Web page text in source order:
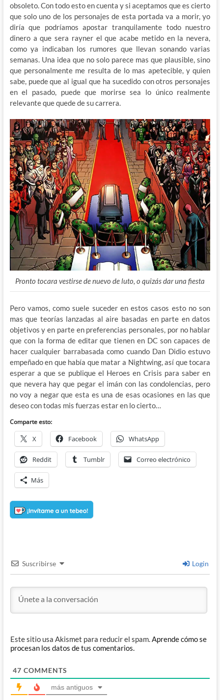
obsoleto. Con todo esto en cuenta y si aceptamos que es cierto
que solo uno de los personajes de esta portada va a morir, yo
diría que podríamos apostar tranquilamente todo nuestro
dinero a que sera rayner el que acabe metido en la nevera,
como ya indicaban los rumores que llevan sonando varias
semanas. Una idea que no solo parece mas que plausible, sino
que personalmente me resulta de lo mas apetecible, y quien
sabe, puede que al igual que ha sucedido con otros personajes
en el pasado, puede que morirse sea lo único realmente
relevante que quede de su carrera.
Pronto tocara vestirse de nuevo de luto, o quizás dar una fiesta
Pero vamos, como suele suceder en estos casos esto no son
mas que teorías lanzadas al aire basadas en parte en datos
objetivos y en parte en preferencias personales, por no hablar
que con la forma de editar que tienen en DC son capaces de
hacer cualquier barrabasada como cuando Dan Didio estuvo
empeñado en que había que matar a Nightwing, así que tocara
esperar a que se publique el Heroes en Crisis para saber en
que nevera hay que pegar el imán con las condolencias, pero
no voy a negar que esta es una de esas ocasiones en las que
deseo con todas mis fuerzas estar en lo cierto…
Comparte esto:
X Facebook WhatsApp
Reddit Tumblr Correo electrónico
Más
Suscribirse Login
Este sitio usa Akismet para reducir el spam.Aprende cómo se
procesan los datos de tus comentarios.
47 COMMENTS
más antiguos